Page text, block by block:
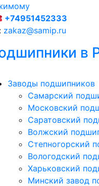
+74951452333
zakaz@samip.ru
в
Заводы подшипников
Cамарский
Московский
Саратовский
Волжский
Степногорский
Вологодский
Харьковский
Минский завод